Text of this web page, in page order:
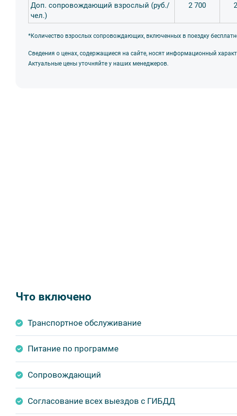
Доп. сопровождающий взрослый (руб./
чел.)
2 700
*Количество взрослых сопровождающих, включенных в поездку
Сведения о ценах, содержащиеся на сайте, носят информационный
Актуальные цены уточняйте у наших менеджеров.
Что включено
Транспортное обслуживание
Питание по программе
Сопровождающий
Согласование всех выездов с ГИБДД